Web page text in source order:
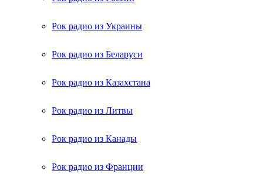
Рок радио из Украины
Рок радио из Беларуси
Рок радио из Казахстана
Рок радио из Литвы
Рок радио из Канады
Рок радио из Франции